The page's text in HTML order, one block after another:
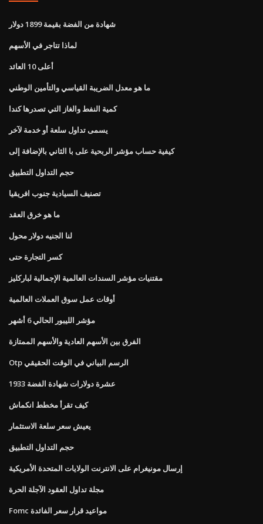
شهادة من الفضة بقيمة 1899 دولار
لماذا تتاجر في الأسهم
أعلى 10 العائد
ما هو معدل الضريبة القياسي والتأمين الوطني
كمية النفط والغاز التي تصدرها كندا
يسمى تداول سلعة أو خدمة لآخر
كيفية حساب مؤشر الربحية على با الثاني بالإضافة إلى
حجم التداول التطبيق
تصنيف السيادية جنوب افريقيا
ما هو خرق العقد
لنا الجنيه دولار محول
كسر التجارة حتى
مقتنيات مؤشر السندات العالمية الإجمالية لباركليز
أوقات عمل سوق العملات العالمية
مؤشر الليبور الحالي 6 أشهر
الفرق بين الأسهم العادية والأسهم الممتازة
Otp الرسم البياني في الوقت الحقيقي
1933 عشرة دولارات شهادة الفضة
كيف تقرأ مخطط انكماش
يعيش سعر سلعة الاستثمار
حجم التداول التطبيق
إرسال مونيغرام على الانترنت الولايات المتحدة الأمريكية
مجلة تداول العقود الآجلة الحرة
Fomc مواعيد قرار سعر الفائدة